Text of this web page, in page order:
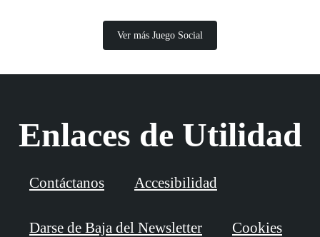
Ver más Juego Social
Enlaces de Utilidad
Contáctanos Accesibilidad
Darse de Baja del Newsletter Cookies